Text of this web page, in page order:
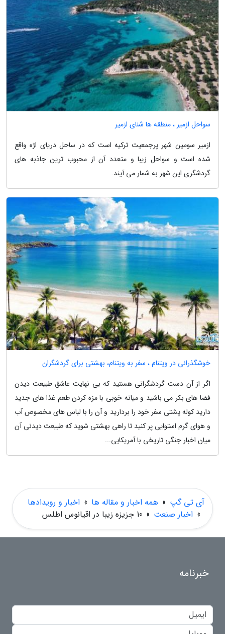
سواحل ازمیر ، منطقه ها شنای ازمیر
ازمیر سومین شهر پرجمعیت ترکیه است که در ساحل دریای اژه واقع
شده است و سواحل زیبا و متعدد آن از محبوب ترین جاذبه های
گردشگری این شهر به شمار می آیند.
خوشگذرانی در ویتنام ، سفر به ویتنام، بهشتی برای گردشگران
اگر از آن دست گردشگرانی هستید که بی نهایت عاشق طبیعت دیدن
فضا های بکر می باشید و میانه خوبی با مزه کردن طعم غذا های جدید
دارید کوله پشتی سفر خود را بردارید و آن را با لباس های مخصوص آب
و هوای گرم استوایی پر کنید تا راهی بهشتی شوید که طبیعت دیدنی آن
میان اخبار جنگی تاریخی با آمریکایی...
آی تی گپ » همه اخبار و مقاله ها » اخبار و رویدادها
» اخبار صنعت » 10 جزیزه زیبا در اقیانوس اطلس
خبرنامه